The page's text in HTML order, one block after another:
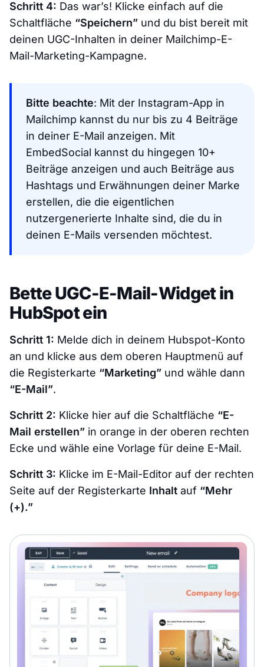
Schritt 4: Das war’s! Klicke einfach auf die
Schaltfläche “Speichern” und du bist bereit mit
deinen UGC-Inhalten in deiner Mailchimp-E-
Mail-Marketing-Kampagne.
Bitte beachte: Mit der Instagram-App in
Mailchimp kannst du nur bis zu 4 Beiträge
in deiner E-Mail anzeigen. Mit
EmbedSocial kannst du hingegen 10+
Beiträge anzeigen und auch Beiträge aus
Hashtags und Erwähnungen deiner Marke
erstellen, die die eigentlichen
nutzergenerierte Inhalte sind, die du in
deinen E-Mails versenden möchtest.
Bette UGC-E-Mail-Widget in
HubSpot ein
Schritt 1: Melde dich in deinem Hubspot-Konto
an und klicke aus dem oberen Hauptmenü auf
die Registerkarte “Marketing” und wähle dann
“E-Mail”.
Schritt 2: Klicke hier auf die Schaltfläche “E-
Mail erstellen” in orange in der oberen rechten
Ecke und wähle eine Vorlage für deine E-Mail.
Schritt 3: Klicke im E-Mail-Editor auf der rechten
Seite auf der Registerkarte Inhalt auf “Mehr
(+).”